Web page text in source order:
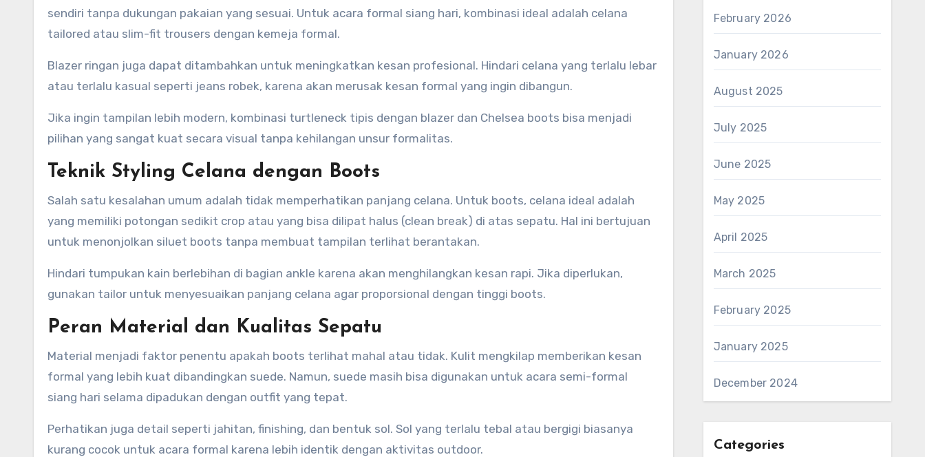
sendiri tanpa dukungan pakaian yang sesuai. Untuk acara formal siang hari, kombinasi ideal adalah celana
tailored atau slim-fit trousers dengan kemeja formal.
Blazer ringan juga dapat ditambahkan untuk meningkatkan kesan profesional. Hindari celana yang terlalu lebar
atau terlalu kasual seperti jeans robek, karena akan merusak kesan formal yang ingin dibangun.
Jika ingin tampilan lebih modern, kombinasi turtleneck tipis dengan blazer dan Chelsea boots bisa menjadi
pilihan yang sangat kuat secara visual tanpa kehilangan unsur formalitas.
Teknik Styling Celana dengan Boots
Salah satu kesalahan umum adalah tidak memperhatikan panjang celana. Untuk boots, celana ideal adalah
yang memiliki potongan sedikit crop atau yang bisa dilipat halus (clean break) di atas sepatu. Hal ini bertujuan
untuk menonjolkan siluet boots tanpa membuat tampilan terlihat berantakan.
Hindari tumpukan kain berlebihan di bagian ankle karena akan menghilangkan kesan rapi. Jika diperlukan,
gunakan tailor untuk menyesuaikan panjang celana agar proporsional dengan tinggi boots.
Peran Material dan Kualitas Sepatu
Material menjadi faktor penentu apakah boots terlihat mahal atau tidak. Kulit mengkilap memberikan kesan
formal yang lebih kuat dibandingkan suede. Namun, suede masih bisa digunakan untuk acara semi-formal
siang hari selama dipadukan dengan outfit yang tepat.
Perhatikan juga detail seperti jahitan, finishing, dan bentuk sol. Sol yang terlalu tebal atau bergigi biasanya
kurang cocok untuk acara formal karena lebih identik dengan aktivitas outdoor.
February 2026
January 2026
August 2025
July 2025
June 2025
May 2025
April 2025
March 2025
February 2025
January 2025
December 2024
Categories